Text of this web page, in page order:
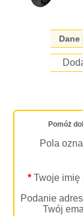
Pomóż
Pola
*Twoje imię
Podanie
Twój